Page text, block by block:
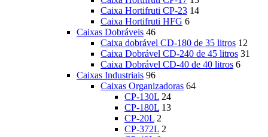
Caixa Hortifruti CP-23 14
Caixa Hortifruti HFG 6
Caixas Dobráveis 46
Caixa dobrável CD-180 de 35 litros 12
Caixa Dobrável CD-240 de 45 litros 31
Caixa Dobrável CD-40 de 40 litros 6
Caixas Industriais 96
Caixas Organizadoras 64
CP-130L 24
CP-180L 13
CP-20L 2
CP-372L 2